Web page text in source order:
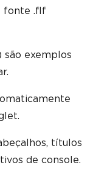
fonte .flf
são exemplos
títulos
de console.